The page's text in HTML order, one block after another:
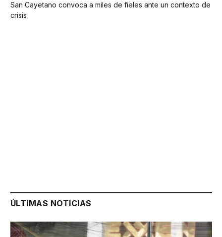
San Cayetano convoca a miles de fieles ante un contexto de
crisis
ÚLTIMAS NOTICIAS